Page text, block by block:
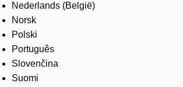
Nederlands (België)
Norsk
Polski
Português
Slovenčina
Suomi